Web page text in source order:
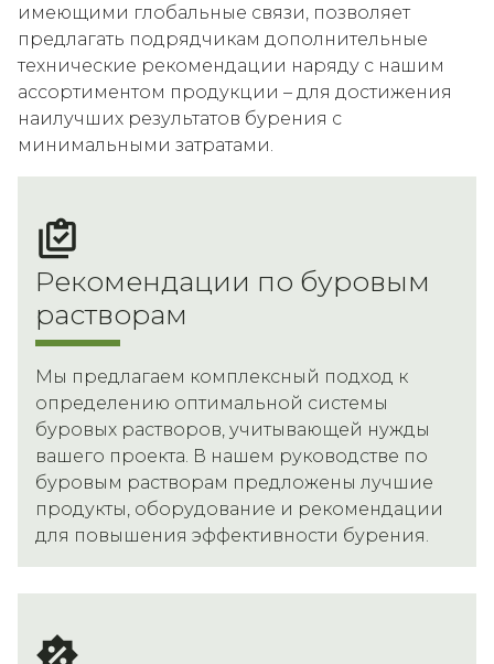
имеющими глобальные связи, позволяет
предлагать подрядчикам дополнительные
технические рекомендации наряду с нашим
ассортиментом продукции – для достижения
наилучших результатов бурения с
минимальными затратами.
Рекомендации по буровым
растворам
Мы предлагаем комплексный подход к
определению оптимальной системы
буровых растворов, учитывающей нужды
вашего проекта. В нашем руководстве по
буровым растворам предложены лучшие
продукты, оборудование и рекомендации
для повышения эффективности бурения.